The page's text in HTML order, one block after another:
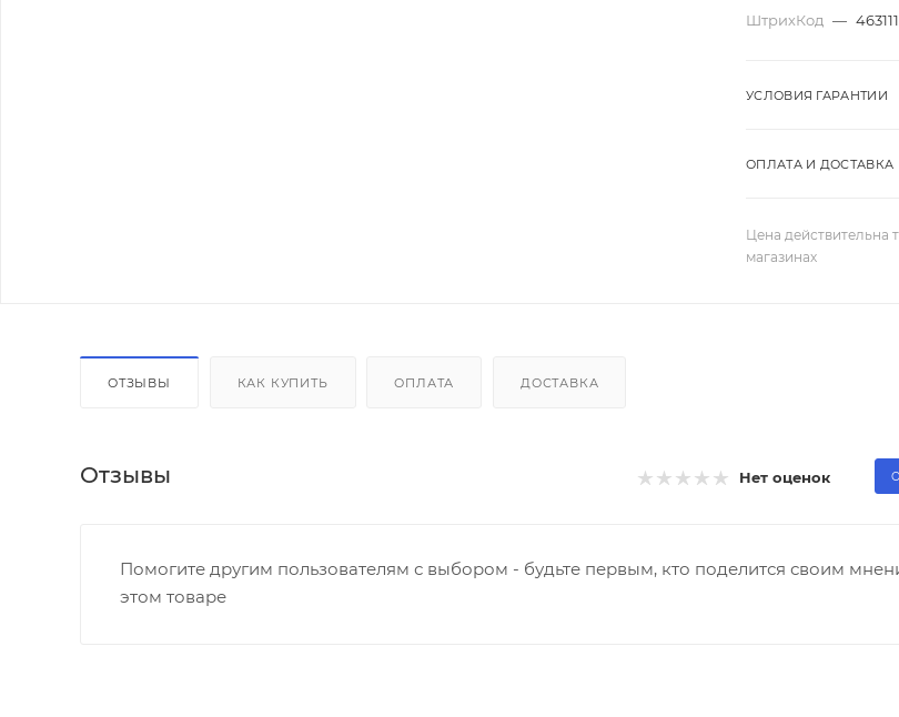
ШтрихКод —
УСЛОВИЯ ГАРАНТИИ
ОПЛАТА И ДОСТАВКА
Цена действительна
магазинах
ОТЗЫВЫ КАК КУПИТЬ ОПЛАТА ДОСТАВКА
Отзывы Нет оценок
Помогите другим пользователям с выбором - будьте первым, кто поделится своим
этом товаре